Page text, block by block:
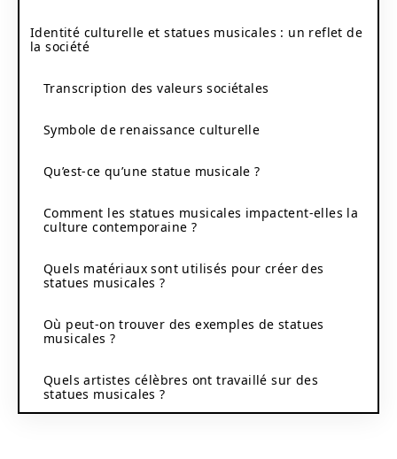
Identité culturelle et statues musicales : un reflet de
la société
Transcription des valeurs sociétales
Symbole de renaissance culturelle
Qu’est-ce qu’une statue musicale ?
Comment les statues musicales impactent-elles la
culture contemporaine ?
Quels matériaux sont utilisés pour créer des
statues musicales ?
Où peut-on trouver des exemples de statues
musicales ?
Quels artistes célèbres ont travaillé sur des
statues musicales ?